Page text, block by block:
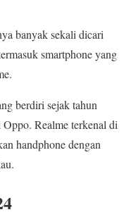
banyak sekali dicari
smartphone yang
berdiri sejak tahun
Oppo. Realme terkenal di
handphone dengan